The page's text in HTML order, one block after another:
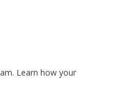
Learn how your